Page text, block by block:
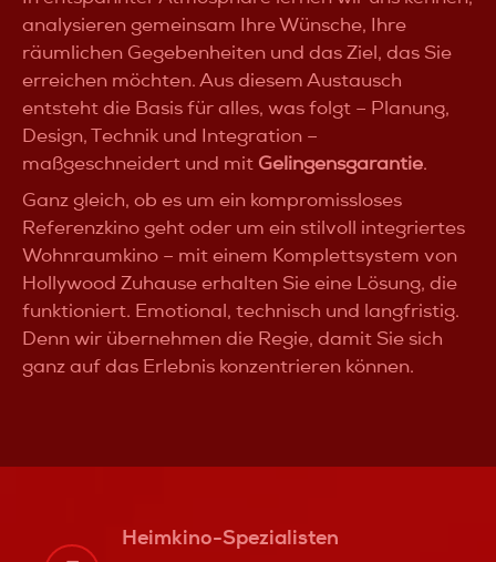
analysieren gemeinsam Ihre Wünsche, Ihre
räumlichen Gegebenheiten und das Ziel, das Sie
erreichen möchten. Aus diesem Austausch
entsteht die Basis für alles, was folgt – Planung,
Design, Technik und Integration –
maßgeschneidert und mit Gelingensgarantie.
Ganz gleich, ob es um ein kompromissloses
Referenzkino geht oder um ein stilvoll integriertes
Wohnraumkino – mit einem Komplettsystem von
Hollywood Zuhause erhalten Sie eine Lösung, die
funktioniert. Emotional, technisch und langfristig.
Denn wir übernehmen die Regie, damit Sie sich
ganz auf das Erlebnis konzentrieren können.
Heimkino-Spezialisten